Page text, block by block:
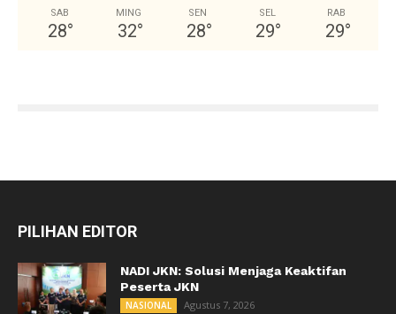
SAB
28°
MING
32°
SEN
28°
SEL
29°
RAB
29°
PILIHAN EDITOR
NADI JKN: Solusi Menjaga Keaktifan
Peserta JKN
NASIONAL Agustus 7, 2026